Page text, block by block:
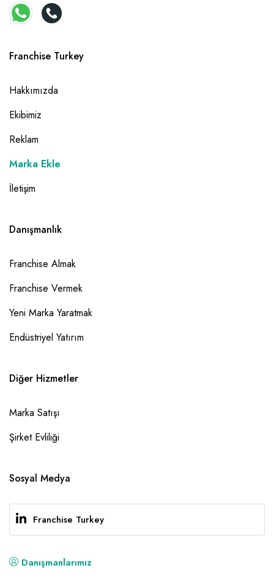
Franchise Turkey
Hakkımızda
Ekibimiz
Reklam
Marka Ekle
İletişim
Danışmanlık
Franchise Almak
Franchise Vermek
Yeni Marka Yaratmak
Endüstriyel Yatırım
Diğer Hizmetler
Marka Satışı
Şirket Evliliği
Sosyal Medya
Franchise Turkey
Danışmanlarımız